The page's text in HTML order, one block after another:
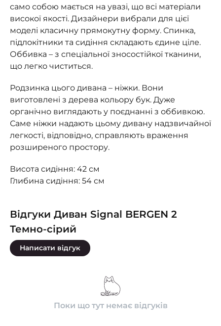
само собою мається на увазі, що всі матеріали
високої якості. Дизайнери вибрали для цієї
моделі класичну прямокутну форму. Спинка,
підлокітники та сидіння складають єдине ціле.
Оббивка – з спеціальної зносостійкої тканини,
що легко чиститься.
Родзинка цього дивана – ніжки. Вони
виготовлені з дерева кольору бук. Дуже
органічно виглядають у поєднанні з оббивкою.
Саме ніжки надають цьому дивану надзвичайної
легкості, відповідно, справляють враження
розширеного простору.
Висота сидіння: 42 см
Глибина сидіння: 54 см
Відгуки Диван Signal BERGEN 2
Темно-сірий
Написати відгук
Поки що тут немає відгуків